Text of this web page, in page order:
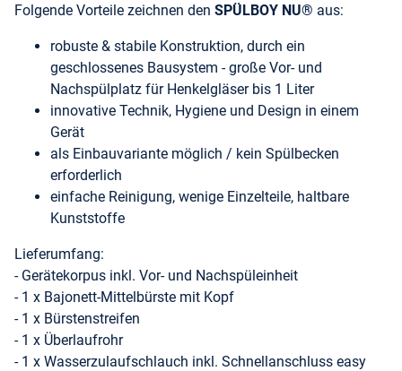
Folgende Vorteile zeichnen den SPÜLBOY NU® aus:
robuste & stabile Konstruktion, durch ein
geschlossenes Bausystem - große Vor- und
Nachspülplatz für Henkelgläser bis 1 Liter
innovative Technik, Hygiene und Design in einem
Gerät
als Einbauvariante möglich / kein Spülbecken
erforderlich
einfache Reinigung, wenige Einzelteile, haltbare
Kunststoffe
Lieferumfang:
- Gerätekorpus inkl. Vor- und Nachspüleinheit
- 1 x Bajonett-Mittelbürste mit Kopf
- 1 x Bürstenstreifen
- 1 x Überlaufrohr
- 1 x Wasserzulaufschlauch inkl. Schnellanschluss easy